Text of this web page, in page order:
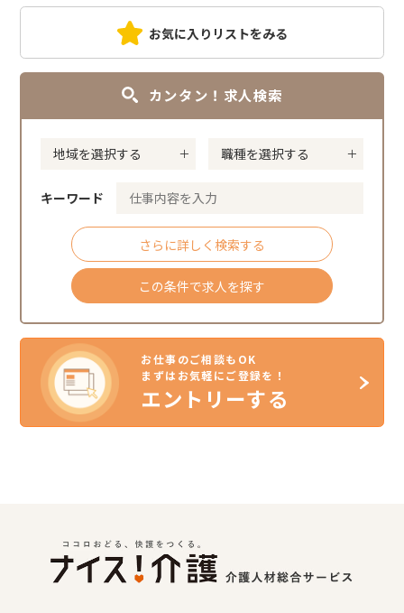
お気に入りリストをみる
カンタン！求人検索
キーワード
さらに詳しく検索する
この条件で求人を探す
お仕事のご相談もOK
まずはお気軽にご登録を！
エントリーする